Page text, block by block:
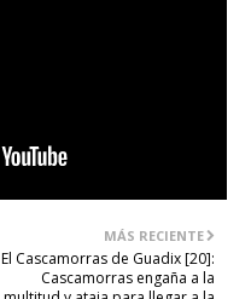
MÁS RECIENTE
El Cascamorras de Guadix [20]:
Cascamorras engaña a la